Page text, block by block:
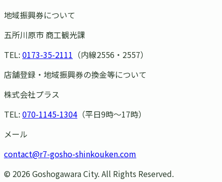
地域振興券について
五所川原市 商工観光課
TEL: 0173-35-2111 （内線2556・2557）
店舗登録・地域振興券の換金等について
株式会社プラス
TEL: 070-1145-1304 （平日9時〜17時）
メール
contact@r7-gosho-shinkouken.com
© 2026 Goshogawara City. All Rights Reserved.